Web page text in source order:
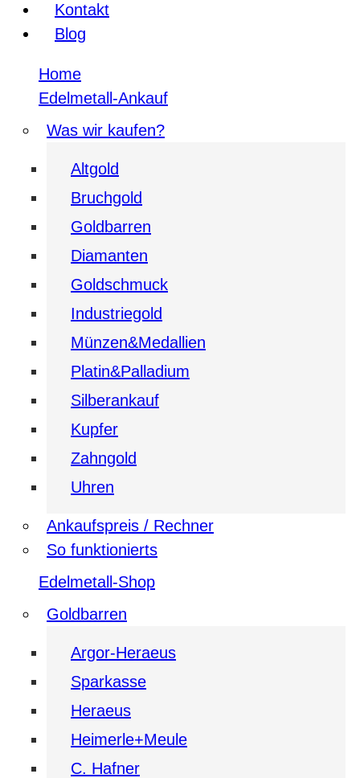
Kontakt
Blog
Home
Edelmetall-Ankauf
Was wir kaufen?
Altgold
Bruchgold
Goldbarren
Diamanten
Goldschmuck
Industriegold
Münzen&Medallien
Platin&Palladium
Silberankauf
Kupfer
Zahngold
Uhren
Ankaufspreis / Rechner
So funktionierts
Edelmetall-Shop
Goldbarren
Argor-Heraeus
Sparkasse
Heraeus
Heimerle+Meule
C. Hafner